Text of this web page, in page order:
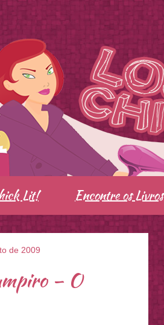
Lit! Encontre os Livros
de 2009
– O